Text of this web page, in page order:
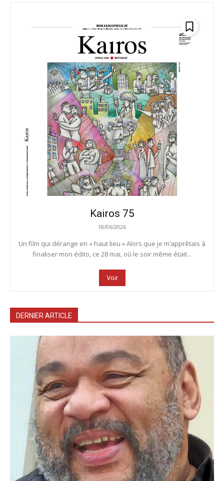
Kairos 75
18/06/2026
Un film qui dérange en « haut lieu » Alors que je m’apprêtais à
finaliser mon édito, ce 28 mai, où le soir même était...
Voir
DERNIER ARTICLE